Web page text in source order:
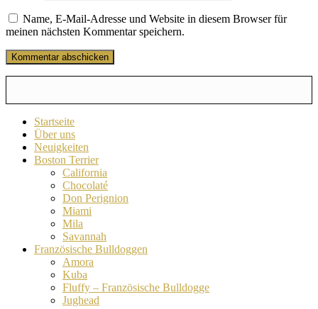
Name, E-Mail-Adresse und Website in diesem Browser für
meinen nächsten Kommentar speichern.
Startseite
Über uns
Neuigkeiten
Boston Terrier
California
Chocolaté
Don Perignion
Miami
Mila
Savannah
Französische Bulldoggen
Amora
Kuba
Fluffy – Französische Bulldogge
Jughead